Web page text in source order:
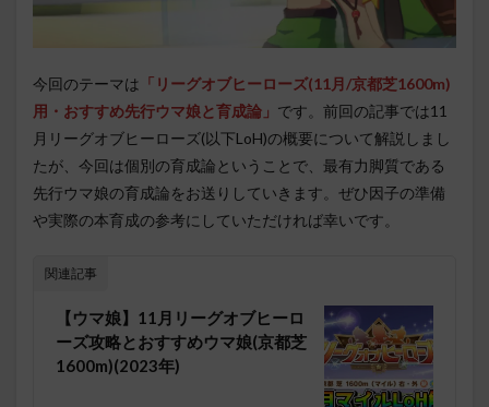
今回のテーマは 「リーグオブヒーローズ(11月/京都芝1600m)
用・おすすめ先行ウマ娘と育成論」 です。前回の記事では11
月リーグオブヒーローズ(以下LoH)の概要について解説しまし
たが、今回は個別の育成論ということで、最有力脚質である
先行ウマ娘の育成論をお送りしていきます。ぜひ因子の準備
や実際の本育成の参考にしていただければ幸いです。
関連記事
【ウマ娘】11月リーグオブヒーロ
ーズ攻略とおすすめウマ娘(京都芝
1600m)(2023年)